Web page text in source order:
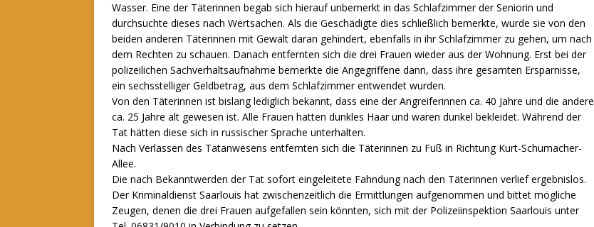
Wasser. Eine der Täterinnen begab sich hierauf unbemerkt in das Schlafzimmer der Seniorin und
durchsuchte dieses nach Wertsachen. Als die Geschädigte dies schließlich bemerkte, wurde sie von den
beiden anderen Täterinnen mit Gewalt daran gehindert, ebenfalls in ihr Schlafzimmer zu gehen, um nach
dem Rechten zu schauen. Danach entfernten sich die drei Frauen wieder aus der Wohnung. Erst bei der
polizeilichen Sachverhaltsaufnahme bemerkte die Angegriffene dann, dass ihre gesamten Ersparnisse,
ein sechsstelliger Geldbetrag, aus dem Schlafzimmer entwendet wurden.
Von den Täterinnen ist bislang lediglich bekannt, dass eine der Angreiferinnen ca. 40 Jahre und die andere
ca. 25 Jahre alt gewesen ist. Alle Frauen hatten dunkles Haar und waren dunkel bekleidet. Während der
Tat hätten diese sich in russischer Sprache unterhalten.
Nach Verlassen des Tatanwesens entfernten sich die Täterinnen zu Fuß in Richtung Kurt-Schumacher-
Allee.
Die nach Bekanntwerden der Tat sofort eingeleitete Fahndung nach den Täterinnen verlief ergebnislos.
Der Kriminaldienst Saarlouis hat zwischenzeitlich die Ermittlungen aufgenommen und bittet mögliche
Zeugen, denen die drei Frauen aufgefallen sein könnten, sich mit der Polizeiinspektion Saarlouis unter